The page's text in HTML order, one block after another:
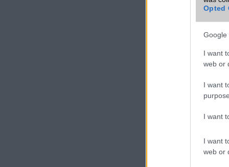
Opted
Google
I want
web or
I want
I want
I want
web or